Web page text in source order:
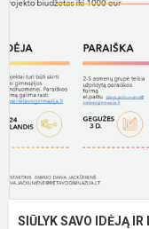
SIŪLYK SAVO IDĖJĄ